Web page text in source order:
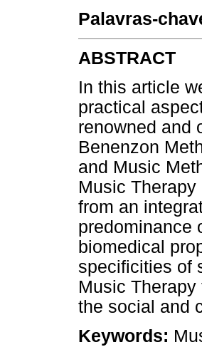
Palavras-
ABSTRACT
In this article
practical
renowned and
Benenzon
and Music
Music
from an
predominance
biomedical
specificities of
Music
the social and
Keywords: